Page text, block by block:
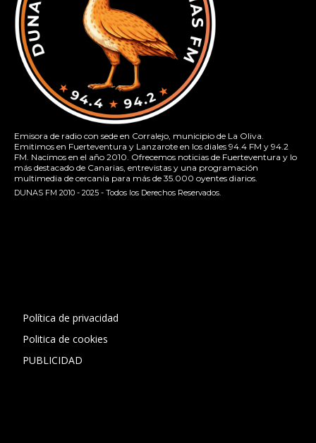
Emisora de radio con sede en Corralejo, municipio de La Oliva.
Emitimos en Fuerteventura y Lanzarote en los diales 94.4 FM y 94.2
FM. Nacimos en el año 2010. Ofrecemos noticias de Fuerteventura y lo
más destacado de Canarias, entrevistas y una programación
multimedia de cercanía para más de 35.000 oyentes diarios.
DUNAS FM 2010 - 2025 - Todos los Derechos Reservados.
Política de privacidad
Politica de cookies
PUBLICIDAD